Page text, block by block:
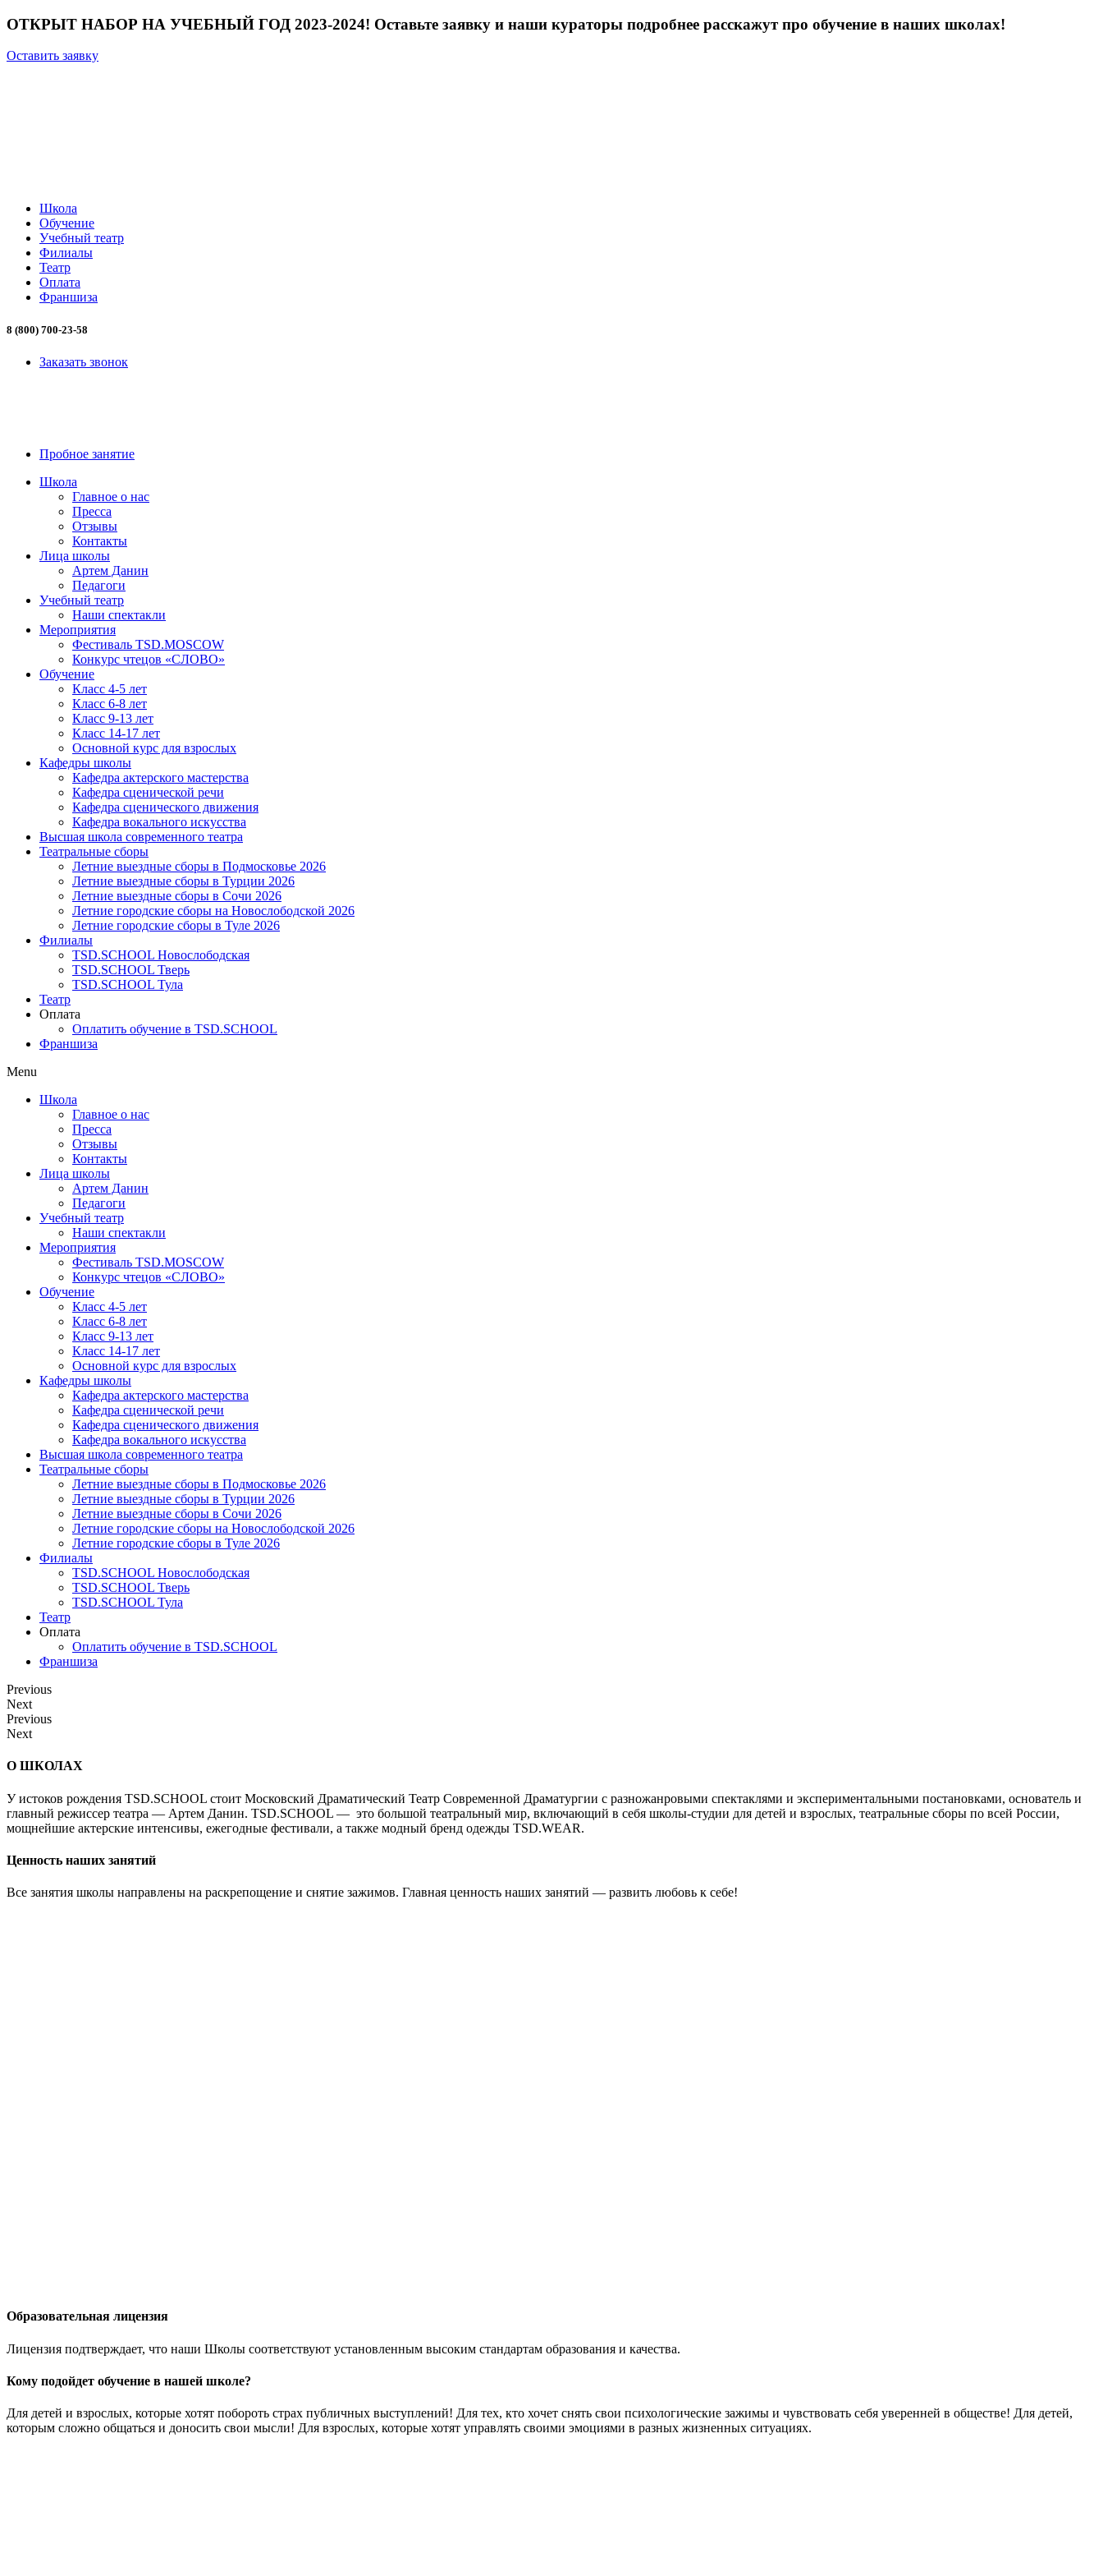
ОТКРЫТ НАБОР НА УЧЕБНЫЙ ГОД 2023-2024! Оставьте заявку и наши кураторы подробнее расскажут про обучение в наших школах!
Оставить заявку
Школа
Обучение
Учебный театр
Филиалы
Театр
Оплата
Франшиза
8 (800) 700-23-58
Заказать звонок
Пробное занятие
Школа
Главное о нас
Пресса
Отзывы
Контакты
Лица школы
Артем Данин
Педагоги
Учебный театр
Наши спектакли
Мероприятия
Фестиваль TSD.MOSCOW
Конкурс чтецов «СЛОВО»
Обучение
Класс 4-5 лет
Класс 6-8 лет
Класс 9-13 лет
Класс 14-17 лет
Основной курс для взрослых
Кафедры школы
Кафедра актерского мастерства
Кафедра сценической речи
Кафедра сценического движения
Кафедра вокального искусства
Высшая школа современного театра
Театральные сборы
Летние выездные сборы в Подмосковье 2026
Летние выездные сборы в Турции 2026
Летние выездные сборы в Сочи 2026
Летние городские сборы на Новослободской 2026
Летние городские сборы в Туле 2026
Филиалы
TSD.SCHOOL Новослободская
TSD.SCHOOL Тверь
TSD.SCHOOL Тула
Театр
Оплата
Оплатить обучение в TSD.SCHOOL
Франшиза
Menu
Школа
Главное о нас
Пресса
Отзывы
Контакты
Лица школы
Артем Данин
Педагоги
Учебный театр
Наши спектакли
Мероприятия
Фестиваль TSD.MOSCOW
Конкурс чтецов «СЛОВО»
Обучение
Класс 4-5 лет
Класс 6-8 лет
Класс 9-13 лет
Класс 14-17 лет
Основной курс для взрослых
Кафедры школы
Кафедра актерского мастерства
Кафедра сценической речи
Кафедра сценического движения
Кафедра вокального искусства
Высшая школа современного театра
Театральные сборы
Летние выездные сборы в Подмосковье 2026
Летние выездные сборы в Турции 2026
Летние выездные сборы в Сочи 2026
Летние городские сборы на Новослободской 2026
Летние городские сборы в Туле 2026
Филиалы
TSD.SCHOOL Новослободская
TSD.SCHOOL Тверь
TSD.SCHOOL Тула
Театр
Оплата
Оплатить обучение в TSD.SCHOOL
Франшиза
Previous
Next
Previous
Next
О ШКОЛАХ
У истоков рождения TSD.SCHOOL стоит Московский Драматический Театр Современной Драматургии с разножанровыми спектаклями и экспериментальными постановками, основатель и
главный режиссер театра — Артем Данин. TSD.SCHOOL — это большой театральный мир, включающий в себя школы-студии для детей и взрослых, театральные сборы по всей России,
мощнейшие актерские интенсивы, ежегодные фестивали, а также модный бренд одежды TSD.WEAR.
Ценность наших занятий
Все занятия школы направлены на раскрепощение и снятие зажимов. Главная ценность наших занятий — развить любовь к себе!
Образовательная лицензия
Лицензия подтверждает, что наши Школы соответствуют установленным высоким стандартам образования и качества.
Кому подойдет обучение в нашей школе?
Для детей и взрослых, которые хотят побороть страх публичных выступлений! Для тех, кто хочет снять свои психологические зажимы и чувствовать себя уверенней в обществе! Для детей,
которым сложно общаться и доносить свои мысли! Для взрослых, которые хотят управлять своими эмоциями в разных жизненных ситуациях.